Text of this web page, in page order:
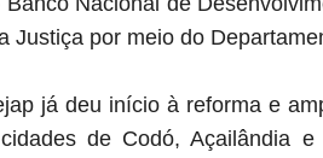
Justiça por meio do
já deu início à reforma e
de Codó, Açailândia